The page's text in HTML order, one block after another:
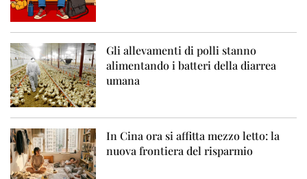
Gli allevamenti di polli stanno
alimentando i batteri della diarrea
umana
In Cina ora si affitta mezzo letto: la
nuova frontiera del risparmio